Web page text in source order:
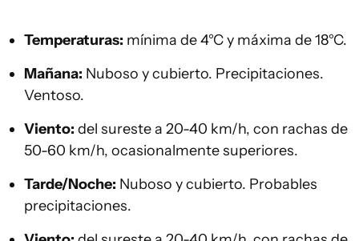
Temperaturas: mínima de 4°C y máxima de 18°C.
Mañana: Nuboso y cubierto. Precipitaciones.
Ventoso.
Viento: del sureste a 20-40 km/h, con rachas de
50-60 km/h, ocasionalmente superiores.
Tarde/Noche: Nuboso y cubierto. Probables
precipitaciones.